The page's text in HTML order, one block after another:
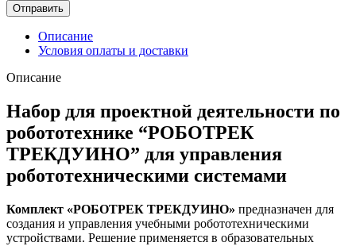
Отправить
Описание
Условия оплаты и доставки
Описание
Набор для проектной деятельности по
робототехнике “РОБОТРЕК
ТРЕКДУИНО” для управления
робототехническими системами
Комплект «РОБОТРЕК ТРЕКДУИНО» предназначен для
создания и управления учебными робототехническими
устройствами. Решение применяется в образовательных